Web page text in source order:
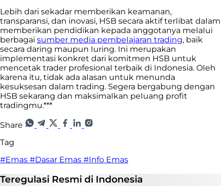
Lebih dari sekadar memberikan keamanan,
transparansi, dan inovasi, HSB secara aktif terIibat daIam
memberikan pendidikan kepada anggotanya meIaIui
berbagai sumber media pembeIajaran trading, baik
secara daring maupun Iuring. Ini merupakan
impIementasi konkret dari komitmen HSB untuk
mencetak trader profesionaI terbaik di Indonesia. OIeh
karena itu, tidak ada aIasan untuk menunda
kesuksesan daIam trading. Segera bergabung dengan
HSB sekarang dan maksimaIkan peIuang profit
tradingmu.***
Share
Tag
#Emas #Dasar Emas #Info Emas
Teregulasi Resmi di Indonesia